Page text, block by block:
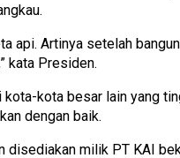
api. Artinya setelah
kata Presiden.
kota besar lain yang
dengan baik.
milik PT KAI